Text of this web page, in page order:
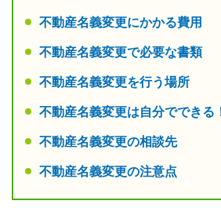
不動産名義変更にかかる費用
不動産名義変更で必要な書類
不動産名義変更を行う場所
不動産名義変更は自分でできる
不動産名義変更の相談先
不動産名義変更の注意点